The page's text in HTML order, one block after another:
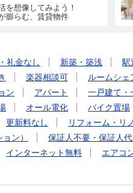
を想像してみよう！
膨らむ、賃貸物件
礼金なし 新築・築浅 駅
楽器相談可 ルームシェ
ン アパート 一戸建て・
オール電化 バイク置場
更新料なし
リフォーム・リ
ン）
保証人不要・保証人
インターネット無料 エアコ